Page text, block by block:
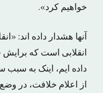
خواهیم کرد».
آنها هشدار داده اند:
انقلابی است که برایش
داده ایم، اینک به سبب
از اعلام خلافت، در